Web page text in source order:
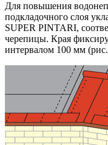
Для повышения
подкладочного слоя
SUPER PINTARI,
черепицы. Края
интервалом 100 мм